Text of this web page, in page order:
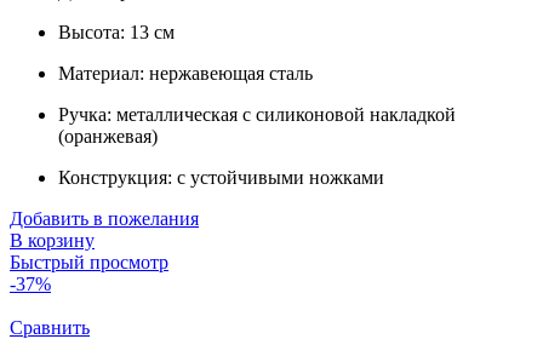
Высота: 13 см
Материал: нержавеющая сталь
Ручка: металлическая с силиконовой накладкой
(оранжевая)
Конструкция: с устойчивыми ножками
Добавить в пожелания
В корзину
Быстрый просмотр
-37%
Сравнить